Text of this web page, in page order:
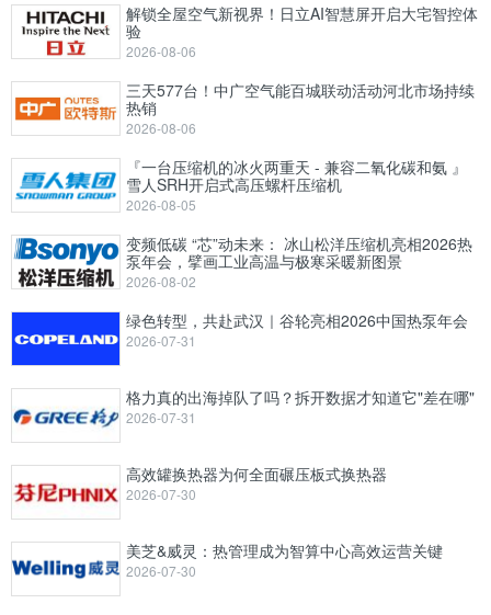
解锁全屋空气新视界！日立AI智慧屏开启大宅智控体
验
2026-08-06
三天577台！中广空气能百城联动活动河北市场持续
热销
2026-08-06
『一台压缩机的冰火两重天 - 兼容二氧化碳和氨 』
雪人SRH开启式高压螺杆压缩机
2026-08-05
变频低碳 “芯”动未来： 冰山松洋压缩机亮相2026热
泵年会，擘画工业高温与极寒采暖新图景
2026-08-02
绿色转型，共赴武汉｜谷轮亮相2026中国热泵年会
2026-07-31
格力真的出海掉队了吗？拆开数据才知道它"差在哪"
2026-07-31
高效罐换热器为何全面碾压板式换热器
2026-07-30
美芝&威灵：热管理成为智算中心高效运营关键
2026-07-30